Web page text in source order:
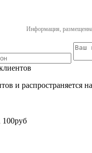
Информация,
и распространяется
100руб